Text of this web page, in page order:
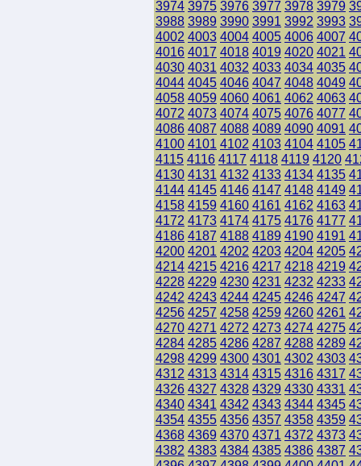
3974 3975 3976 3977 3978 3979
3988 3989 3990 3991 3992 3993
4002 4003 4004 4005 4006 4007
4016 4017 4018 4019 4020 4021
4030 4031 4032 4033 4034 4035
4044 4045 4046 4047 4048 4049
4058 4059 4060 4061 4062 4063
4072 4073 4074 4075 4076 4077
4086 4087 4088 4089 4090 4091
4100 4101 4102 4103 4104 4105
4115 4116 4117 4118 4119 4120
4130 4131 4132 4133 4134 4135
4144 4145 4146 4147 4148 4149
4158 4159 4160 4161 4162 4163
4172 4173 4174 4175 4176 4177
4186 4187 4188 4189 4190 4191
4200 4201 4202 4203 4204 4205
4214 4215 4216 4217 4218 4219
4228 4229 4230 4231 4232 4233
4242 4243 4244 4245 4246 4247
4256 4257 4258 4259 4260 4261
4270 4271 4272 4273 4274 4275
4284 4285 4286 4287 4288 4289
4298 4299 4300 4301 4302 4303
4312 4313 4314 4315 4316 4317
4326 4327 4328 4329 4330 4331
4340 4341 4342 4343 4344 4345
4354 4355 4356 4357 4358 4359
4368 4369 4370 4371 4372 4373
4382 4383 4384 4385 4386 4387